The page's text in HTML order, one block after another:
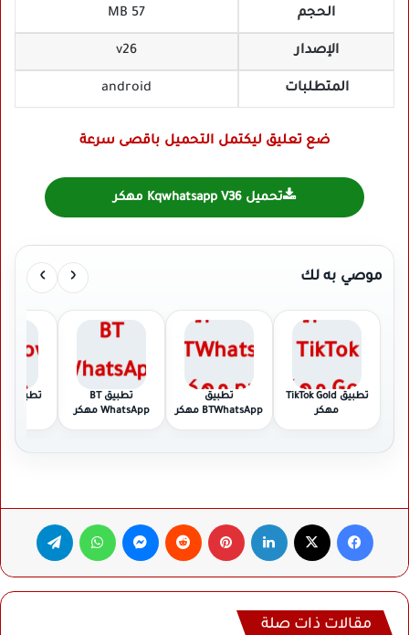
الحجم 57 MB
الإصدار v26
المتطلبات android
ضع تعليق ليكتمل التحميل باقصى سرعة
تحميل Kqwhatsapp V36 مهكر
موصي به لك ‹
›
تطبيق TikTok Gold
مهكر
تطبيق
BTWhatsApp مهكر
تطبيق BT
WhatsApp مهكر
فيسبوك لينكدإن بينتيريست ماسنجر واتساب
مقالات ذات صلة